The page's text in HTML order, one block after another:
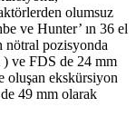
olumsuz
ve Hunter’ ın 36 el
nötral pozisyonda
) ve FDS de 24 mm
oluşan ekskürsiyon
49 mm olarak